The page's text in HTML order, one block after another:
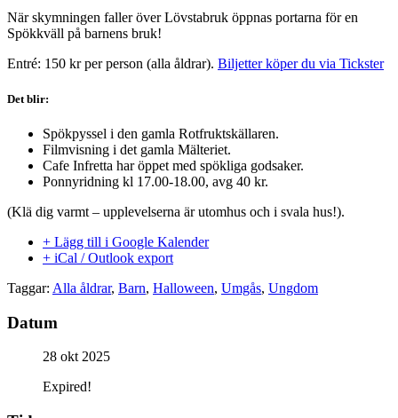
När skymningen faller över Lövstabruk öppnas portarna för en
Spökkväll på barnens bruk!
Entré: 150 kr per person (alla åldrar). Biljetter köper du via Tickster
Det blir:
Spökpyssel i den gamla Rotfruktskällaren.
Filmvisning i det gamla Mälteriet.
Cafe Infretta har öppet med spökliga godsaker.
Ponnyridning kl 17.00-18.00, avg 40 kr.
(Klä dig varmt – upplevelserna är utomhus och i svala hus!).
+ Lägg till i Google Kalender
+ iCal / Outlook export
Taggar: Alla åldrar, Barn, Halloween, Umgås, Ungdom
Datum
28 okt 2025
Expired!